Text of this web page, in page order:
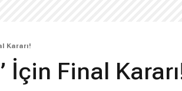
Kararı!
İçin Final